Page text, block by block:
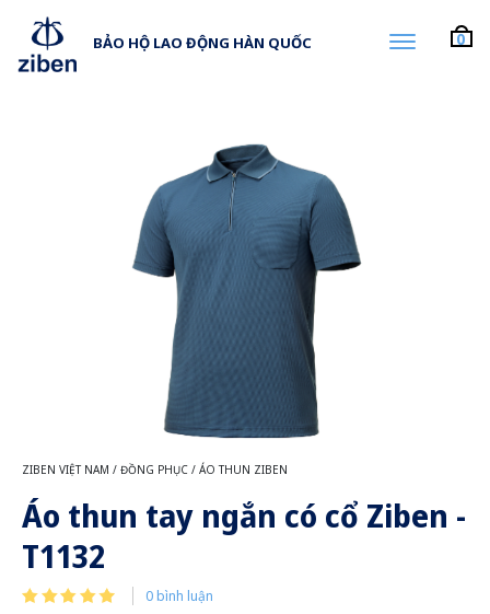
BẢO HỘ LAO ĐỘNG HÀN QUỐC 0
ZIBEN VIỆT NAM / ĐỒNG PHỤC / ÁO THUN ZIBEN
Áo thun tay ngắn có cổ Ziben -
T1132
0 bình luận